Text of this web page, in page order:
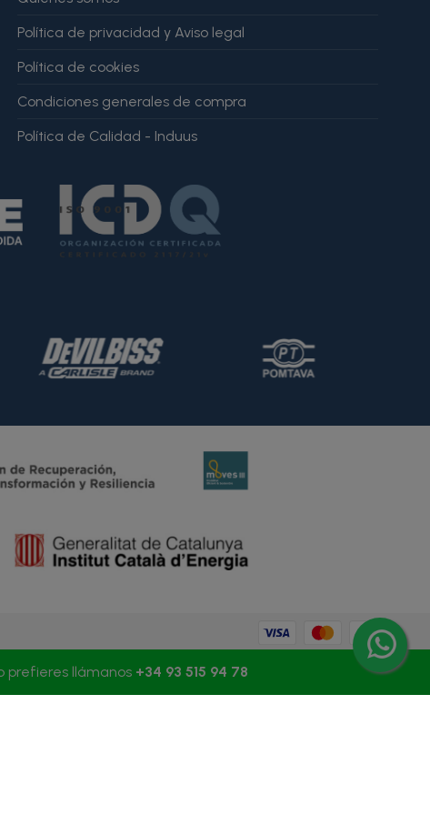
Política de privacidad y Aviso legal
Política de cookies
Condiciones generales de compra
Política de Calidad - Induus
prefieres llámanos +34 93 515 94 78